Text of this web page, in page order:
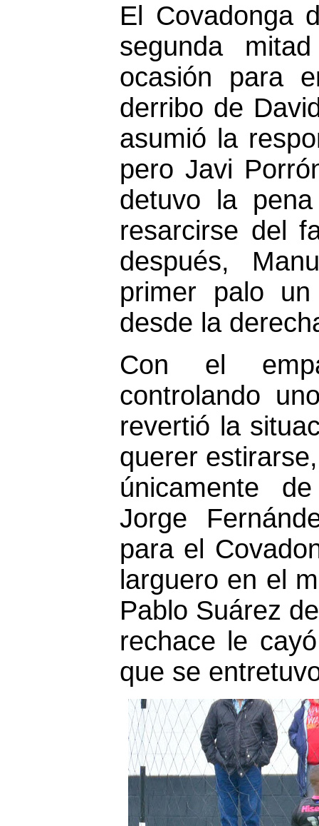
El Covadonga
segunda
ocasión para
derribo de
asumió la
pero Javi
detuvo la
resarcirse del
después,
primer palo
desde la
Con el
controlando
revertió la
querer
únicamente
Jorge
para el
larguero en el
Pablo Suárez
rechace le
que se